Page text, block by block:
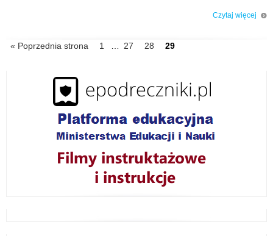
Czytaj więcej
« Poprzednia strona
IDź
1 … IDź
27
IDź
28
IDź
29